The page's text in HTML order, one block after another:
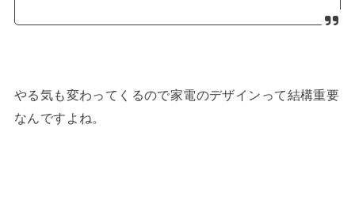
やる気も変わってくるので家電のデザインって結構重要
なんですよね。